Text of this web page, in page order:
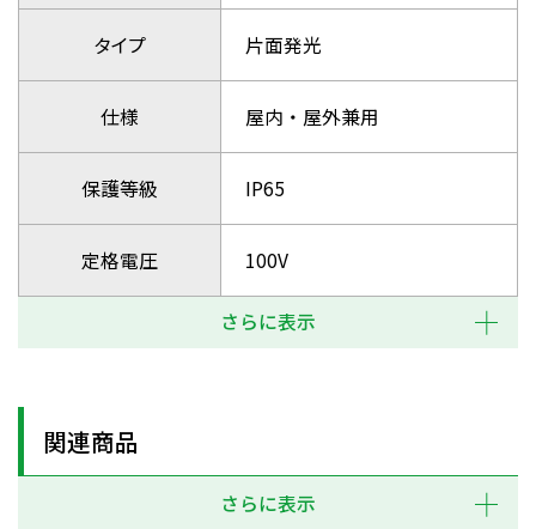
タイプ 片面発光
仕様 屋内・屋外兼用
保護等級 IP65
定格電圧 100V
さらに表示
関連商品
さらに表示